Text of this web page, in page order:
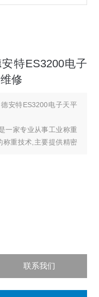
特ES3200电子
修
安特ES3200电子天平
一家专业从事工业称重
称重技术,主要提供精密
密电子天平采用*的称
联系我们